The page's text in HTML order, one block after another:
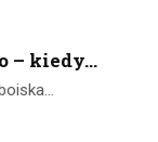
– kiedy...